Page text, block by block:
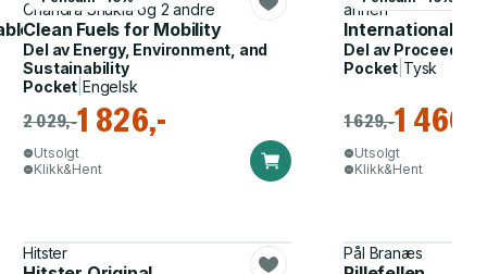
Transport
Chandra Shukla og 2 andre
Clean Fuels for Mobility
Del av Energy, Environment, and
Sustainability
Pocket Engelsk
2 029,-1 826,-
Utsolgt
Klikk&Hent
annen
Internationaler
Del av
Pocket Tysk
1 629,-1 466,-
Utsolgt
Klikk&Hent
Hitster Pål Branæs